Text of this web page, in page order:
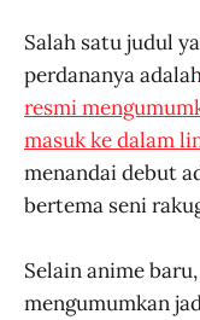
Salah satu judul
perdananya
resmi
masuk ke dalam
menandai debut
bertema seni
Selain anime
mengumumkan